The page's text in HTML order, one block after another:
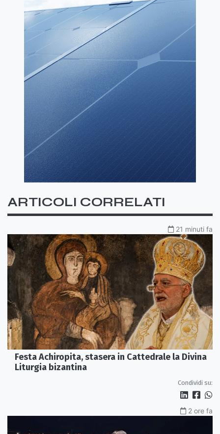
ARTICOLI CORRELATI
21 minuti fa
Festa Achiropita, stasera in Cattedrale la Divina
Liturgia bizantina
Condividi su:
2 ore fa